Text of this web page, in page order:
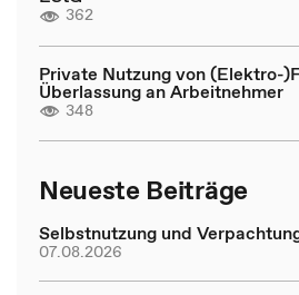
362
Private Nutzung von (Elektro-
Überlassung an Arbeitnehmer
348
Neueste Beiträge
Selbstnutzung und
07.08.2026